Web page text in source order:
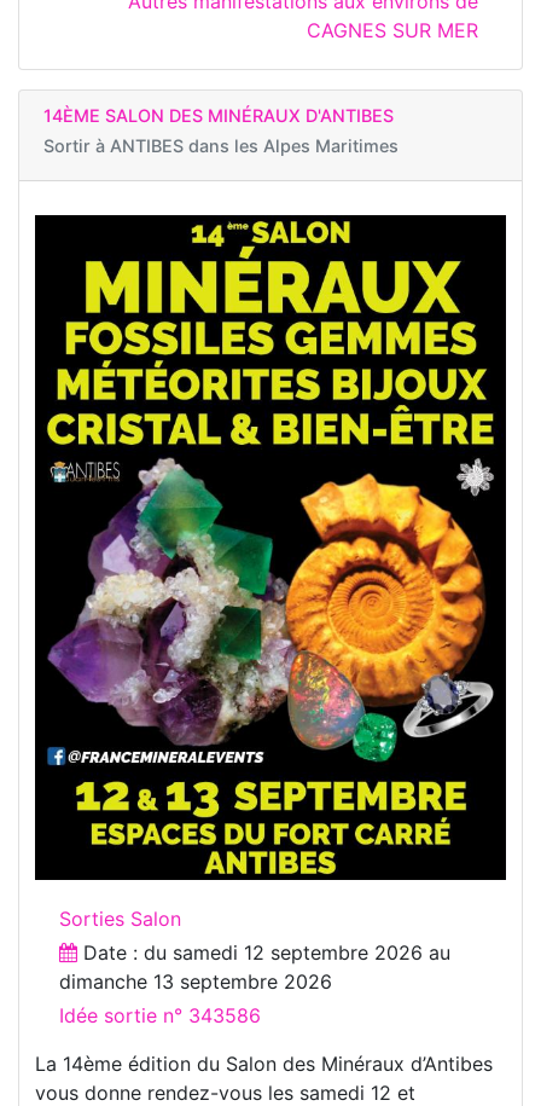
CAGNES SUR MER
14ÈME SALON DES MINÉRAUX D'ANTIBES
Sortir à ANTIBES dans les Alpes Maritimes
Sorties Salon
Date : du samedi 12 septembre 2026 au
dimanche 13 septembre 2026
Idée sortie n° 343586
La 14ème édition du Salon des Minéraux d’Antibes
vous donne rendez-vous les samedi 12 et